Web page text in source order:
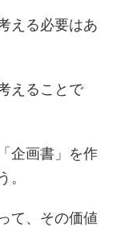
える必要はあ
えることで
企画書」を作
。
て、その価値